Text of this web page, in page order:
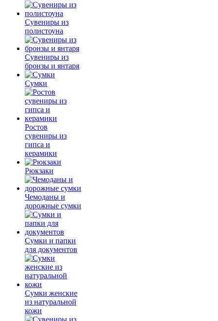
Сувениры из
полистоуна
Сувениры из
бронзы и янтаря
Сумки
Ростов
сувениры из
гипса и
керамики
Рюкзаки
Чемоданы и
дорожные сумки
Сумки и папки
для документов
Сумки женские
из натуральной
кожи